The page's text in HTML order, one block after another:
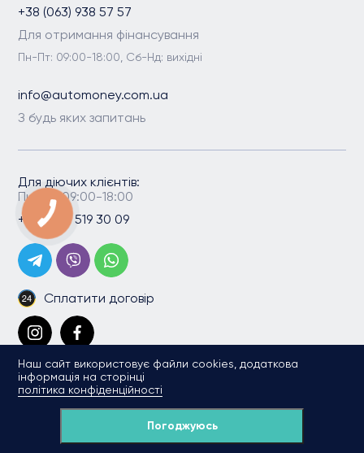
+38 (063) 938 57 57
Для отримання фінансування
Пн-Пт: 09:00-18:00, Сб-Нд: вихідні
info@automoney.com.ua
З будь яких запитань
Для діючих клієнтів:
Пн-Пт: 09:00-18:00
+38 (067) 519 30 09
Сплатити договір
Copyright 2026
Наш сайт використовує файли cookies, додаткова
інформація на сторінці
політика конфіденційності
Погоджуюсь